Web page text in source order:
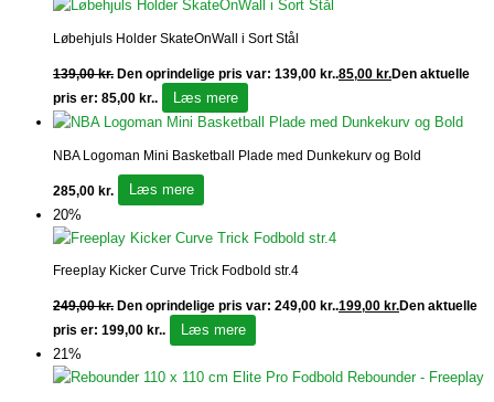
Løbehjuls Holder SkateOnWall i Sort Stål
139,00kr. Den oprindelige pris var: 139,00 kr..85,00 kr.Den aktuelle
pris er: 85,00 kr..
Læs mere
NBA Logoman Mini Basketball Plade med Dunkekurv og Bold
285,00 kr.
Læs mere
20%
Freeplay Kicker Curve Trick Fodbold str.4
249,00kr. Den oprindelige pris var: 249,00 kr..199,00 kr.Den aktuelle
pris er: 199,00 kr..
Læs mere
21%